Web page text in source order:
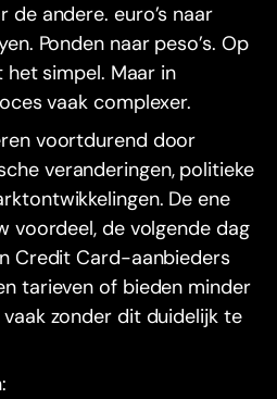
de andere. euro’s naar
Ponden naar peso’s. Op
simpel. Maar in
vaak complexer.
voortdurend door
veranderingen, politieke
De ene
voordeel, de volgende dag
Credit Card-aanbieders
tarieven of bieden minder
zonder dit duidelijk te